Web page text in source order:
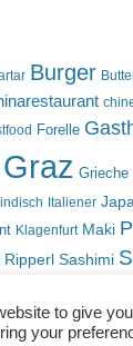
Burger
Forelle
Graz Grieche
indisch Italiener
Klagenfurt Maki
Ripperl Sashimi
to give
your